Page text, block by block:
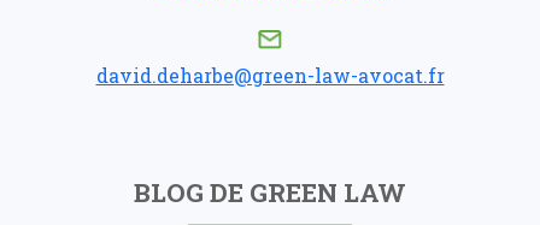
david.deharbe@green-law-avocat.fr
BLOG DE GREEN LAW